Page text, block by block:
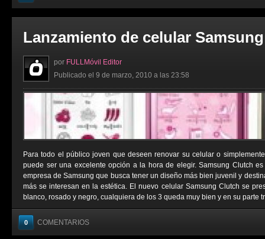
Lanzamiento de celular
por FULLMóvil Editor
Publicado el 9 de marzo, 2010 a las 23:58
Para todo el público joven que deseen renovar su celular o
puede ser una excelente opción a la hora de elegir. Samsung Clutch
empresa de Samsung que busca tener un diseño más bien juvenil y
más se interesan en la estética. El nuevo celular Samsung Clutch se
blanco, rosado y negro, cualquiera de los 3 queda muy bien y en su parte
0 COMENTARIOS